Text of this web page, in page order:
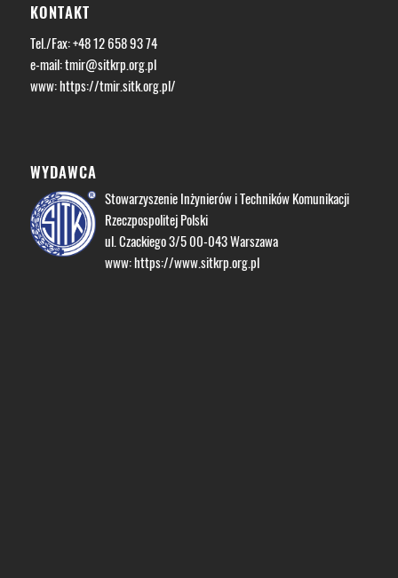
KONTAKT
Tel./Fax: +48 12 658 93 74
e-mail:tmir@sitkrp.org.pl
www:https://tmir.sitk.org.pl/
WYDAWCA
Stowarzyszenie Inżynierów i Techników Komunikacji
Rzeczpospolitej Polski
ul. Czackiego 3/5 00-043 Warszawa
www:https://www.sitkrp.org.pl